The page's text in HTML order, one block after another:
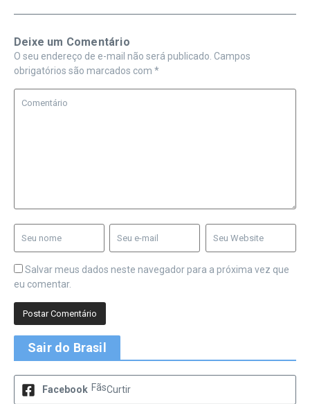
Deixe um Comentário
O seu endereço de e-mail não será publicado. Campos
obrigatórios são marcados com *
Salvar meus dados neste navegador para a próxima vez que
eu comentar.
Sair do Brasil
Facebook FãsCurtir